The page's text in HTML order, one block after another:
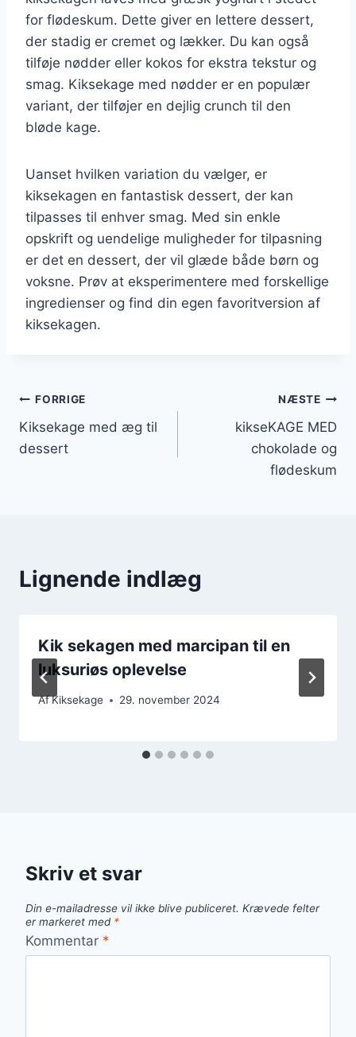
for flødeskum. Dette giver en lettere dessert,
der stadig er cremet og lækker. Du kan også
tilføje nødder eller kokos for ekstra tekstur og
smag. Kiksekage med nødder er en populær
variant, der tilføjer en dejlig crunch til den
bløde kage.
Uanset hvilken variation du vælger, er
kiksekagen en fantastisk dessert, der kan
tilpasses til enhver smag. Med sin enkle
opskrift og uendelige muligheder for tilpasning
er det en dessert, der vil glæde både børn og
voksne. Prøv at eksperimentere med forskellige
ingredienser og find din egen favoritversion af
kiksekagen.
Indlægsnavigation
FORRIGE
Kiksekage med æg til
dessert
NÆSTE
kikseKAGE MED
chokolade og
flødeskum
Lignende indlæg
Kik sekagen med marcipan til en
luksuriøs oplevelse
AfKiksekage 29. november 2024
Skriv et svar
Din e-mailadresse vil ikke blive publiceret. Krævede felter
er markeret med *
Kommentar *